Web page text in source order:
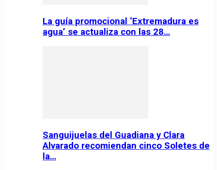
La guía promocional ‘Extremadura es
agua’ se actualiza con las 28…
Sanguijuelas del Guadiana y Clara
Alvarado recomiendan cinco Soletes de
la…